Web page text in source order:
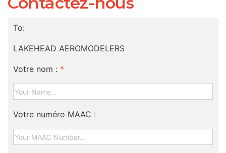
To:
LAKEHEAD AEROMODELERS
Votre nom : *
Votre numéro MAAC :